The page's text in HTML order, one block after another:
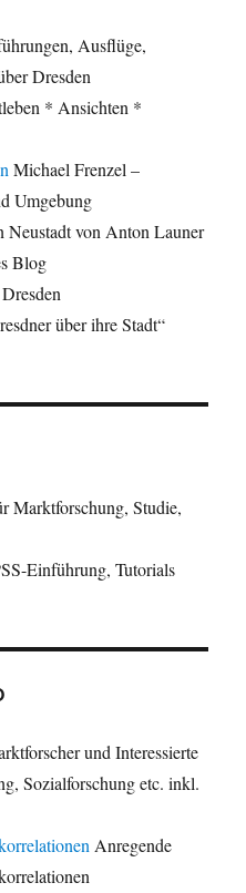
Ausflüge,
Dresden
* Ansichten *
Michael Frenzel –
Umgebung
Neustadt von Anton Launer
Blog
über ihre Stadt“
Marktforschung, Studie,
Einführung, Tutorials
und Interessierte
Sozialforschung etc. inkl.
Anregende